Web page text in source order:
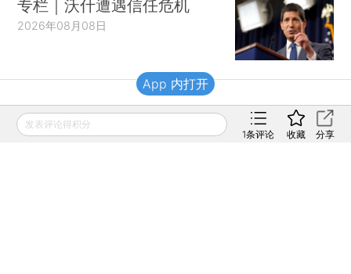
专栏｜沃什遭遇信任危机
2026年08月08日
财新移动
发表评论得积分
1条评论 收藏 分享
App 内打开